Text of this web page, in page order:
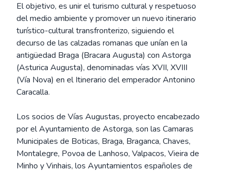
El objetivo, es unir el turismo cultural y respetuoso
del medio ambiente y promover un nuevo itinerario
turístico-cultural transfronterizo, siguiendo el
decurso de las calzadas romanas que unían en la
antigüedad Braga (Bracara Augusta) con Astorga
(Asturica Augusta), denominadas vías XVII, XVIII
(Vía Nova) en el Itinerario del emperador Antonino
Caracalla.
Los socios de Vías Augustas, proyecto encabezado
por el Ayuntamiento de Astorga, son las Camaras
Municipales de Boticas, Braga, Braganca, Chaves,
Montalegre, Povoa de Lanhoso, Valpacos, Vieira de
Minho y Vinhais, los Ayuntamientos españoles de